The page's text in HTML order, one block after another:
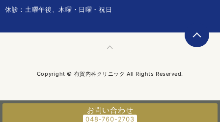
お問い合わせ
休診：土曜午後、木曜・日曜・祝日
Copyright © 有賀内科クリニック All Rights Reserved.